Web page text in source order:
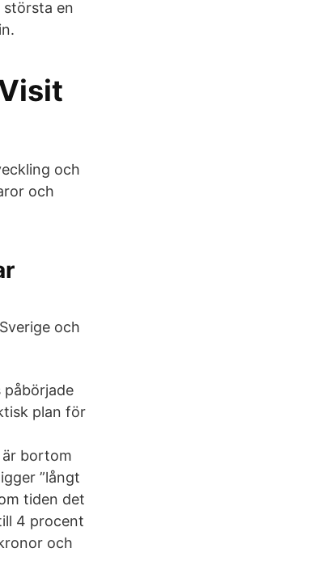
största en
och
och
och
plan för
är bortom
”långt
tiden det
4 procent
och